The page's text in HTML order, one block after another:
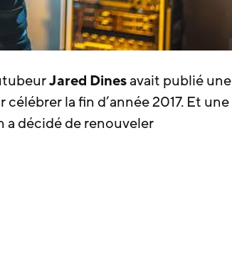
Jared Dinesavait publié une
la fin d’année 2017. Et une
a décidé de renouveler